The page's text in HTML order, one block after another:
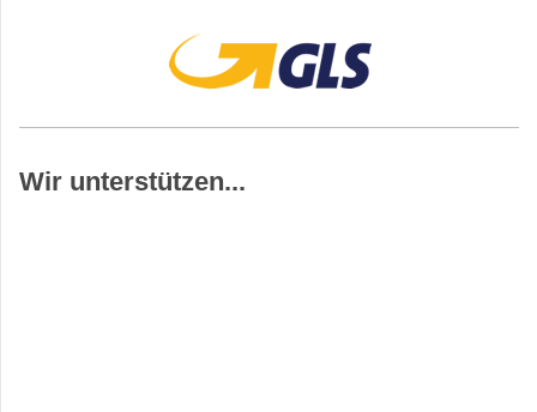
Wir unterstützen...